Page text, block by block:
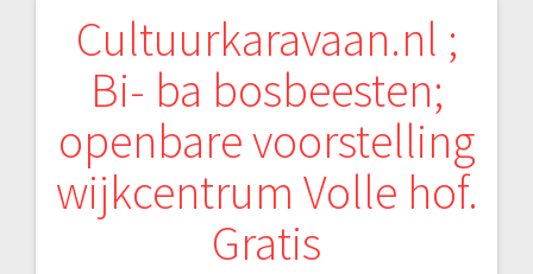
Cultuurkaravaan.nl ;
Bi- ba bosbeesten;
openbare voorstelling
wijkcentrum Volle hof.
Gratis
Bericht
navigatie